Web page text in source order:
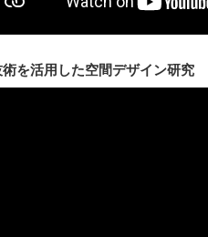
を活用した空間デザイン研究